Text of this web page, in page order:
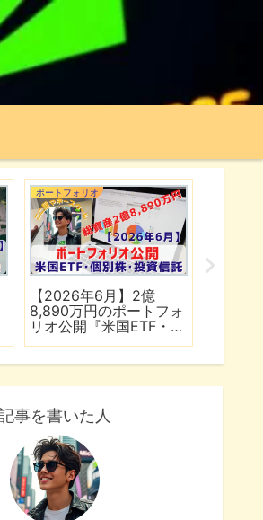
ポートフォリオ
【2026年6月】2億
8,890万円のポートフォ
リオ公開『米国ETF・個
事を書いた人